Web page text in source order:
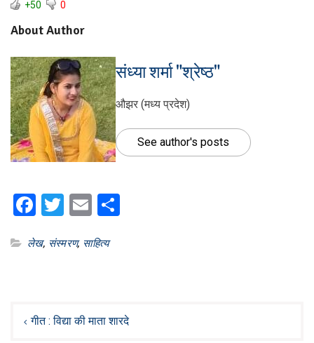
+50 0
About Author
संध्या शर्मा "श्रेष्ठ"
औझर (मध्य प्रदेश)
See author's posts
Facebook
Twitter
Email
लेख, संस्मरण, साहित्य
navigation
गीत : विद्या की माता शारदे